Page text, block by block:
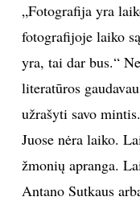
Šių metų pradžioje
Fotografijos. 1987–2012“
Laikas
„Sakote, patinka
galbūt ne? Ji gali
ateities blyksnis?
„Fotografija yra